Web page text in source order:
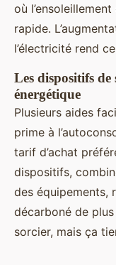
où
rapide.
l’électricité rend
Les dispositifs
énergétique
Plusieurs aides
prime à
tarif d’achat
dispositifs,
des équipements,
décarboné de plus
sorcier, mais ça